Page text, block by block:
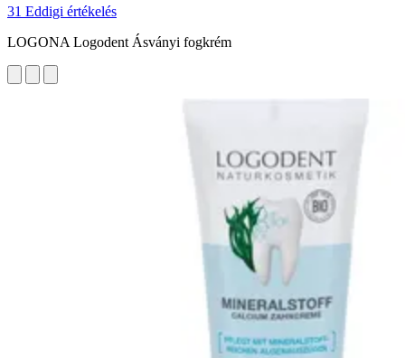
31 Eddigi értékelés
LOGONA Logodent Ásványi fogkrém